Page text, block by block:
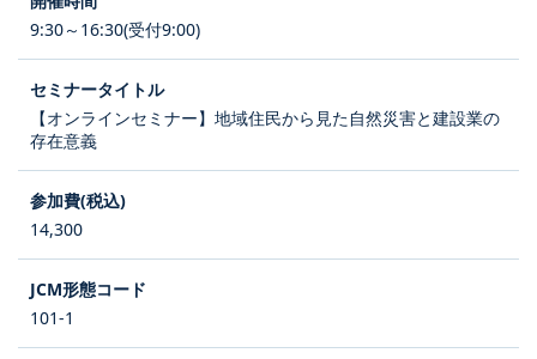
9:30～16:30(受付9:00)
【オンラインセミナー】地域住民から見た自然災害と建設業の
存在意義
14,300
101-1